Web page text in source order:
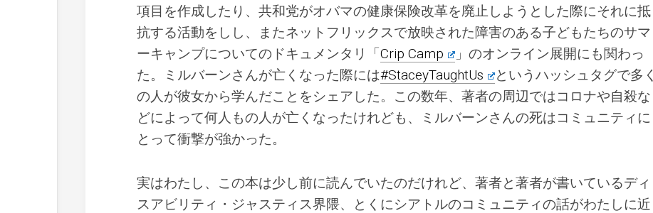
項目を作成したり、共和党がオバマの健康保険改革を廃止しようとした際にそれに抵
抗する活動をしし、またネットフリックスで放映された障害のある子どもたちのサマ
ーキャンプについてのドキュメンタリ「Crip Camp
」のオンライン展開にも関わっ
た。ミルバーンさんが亡くなった際には#StaceyTaughtUs
というハッシュタグで多く
の人が彼女から学んだことをシェアした。この数年、著者の周辺ではコロナや自殺な
どによって何人もの人が亡くなったけれども、ミルバーンさんの死はコミュニティに
とって衝撃が強かった。
実はわたし、この本は少し前に読んでいたのだけれど、著者と著者が書いているディ
スアビリティ・ジャスティス界隈、とくにシアトルのコミュニティの話がわたしに近